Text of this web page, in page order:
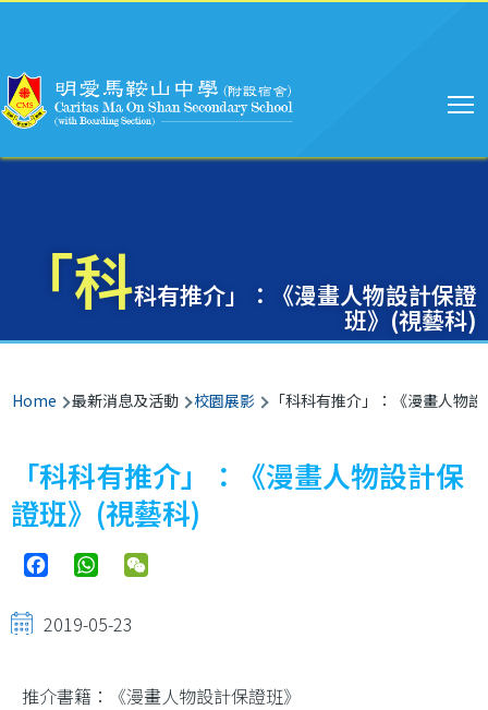
「科科有推介」：《漫畫人物設計保證
班》(視藝科)
Breadcrumb
Home 最新消息及活動 校園展影 「科科有推介」：《漫畫人物
「科科有推介」：《漫畫人物設計保
證班》(視藝科)
FacebookWhatsApp
2019-05-23
推介書籍：《漫畫人物設計保證班》